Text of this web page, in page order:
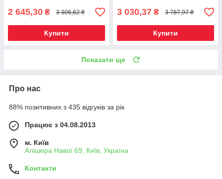
2 645,30 ₴ 3 306,62 ₴
Купити
3 030,37 ₴ 3 787,97 ₴
Купити
Показати ще
Про нас
88% позитивних з 435 відгуків за рік
Працює з 04.08.2013
м. Київ
Алішера Навої 69, Київ, Україна
Контакти